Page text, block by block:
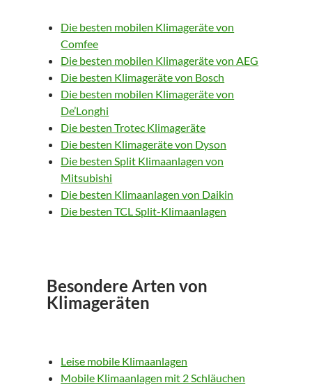
Die besten mobilen Klimageräte von
Comfee
Die besten mobilen Klimageräte von AEG
Die besten Klimageräte von Bosch
Die besten mobilen Klimageräte von
De’Longhi
Die besten Trotec Klimageräte
Die besten Klimageräte von Dyson
Die besten Split Klimaanlagen von
Mitsubishi
Die besten Klimaanlagen von Daikin
Die besten TCL Split-Klimaanlagen
Besondere Arten von
Klimageräten
Leise mobile Klimaanlagen
Mobile Klimaanlagen mit 2 Schläuchen